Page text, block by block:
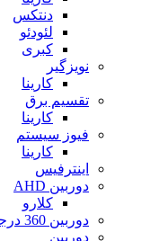
دنتکس
لئودئو
کبری
نویزگیر
کارینا
تقسیم برق
کارینا
فیوز سیستم
کارینا
اینترفیس
دوربین AHD
کلارو
دوربین 360 درجه
دوربین